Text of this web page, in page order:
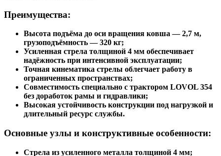
Преимущества:
Высота подъёма до оси вращения ковша —
грузоподъёмность —320 кг;
Усиленная стрела толщиной4 ммобеспечивает
надёжность при интенсивной эксплуатации;
Точная кинематика стрелы облегчает работу в
ограниченных пространствах;
Совместимость специально с трактором
без доработок рамы и гидравлики;
Высокая устойчивость конструкции под нагрузкой и